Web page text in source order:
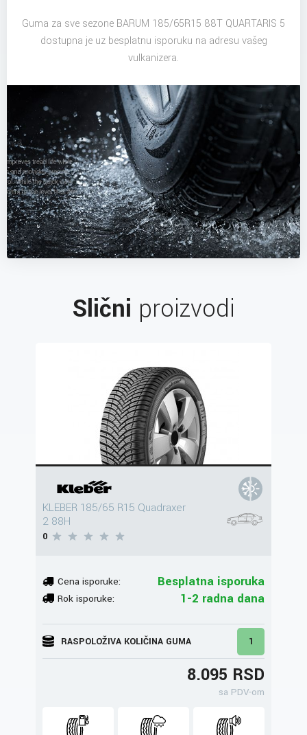
Guma za sve sezone BARUM 185/65R15 88T QUARTARIS 5
dostupna je uz besplatnu isporuku na adresu vašeg
vulkanizera.
Slični proizvodi
KLEBER 185/65 R15 Quadraxer
2 88H
0
Cena isporuke: Besplatna isporuka
Rok isporuke: 1-2 radna dana
RASPOLOŽIVA KOLIČINA GUMA 1
8.095 RSD
sa PDV-om